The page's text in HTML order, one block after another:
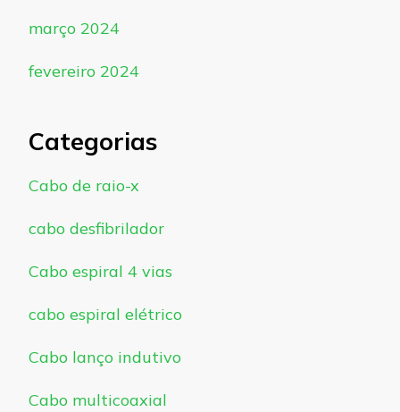
março 2024
fevereiro 2024
Categorias
Cabo de raio-x
cabo desfibrilador
Cabo espiral 4 vias
cabo espiral elétrico
Cabo lanço indutivo
Cabo multicoaxial